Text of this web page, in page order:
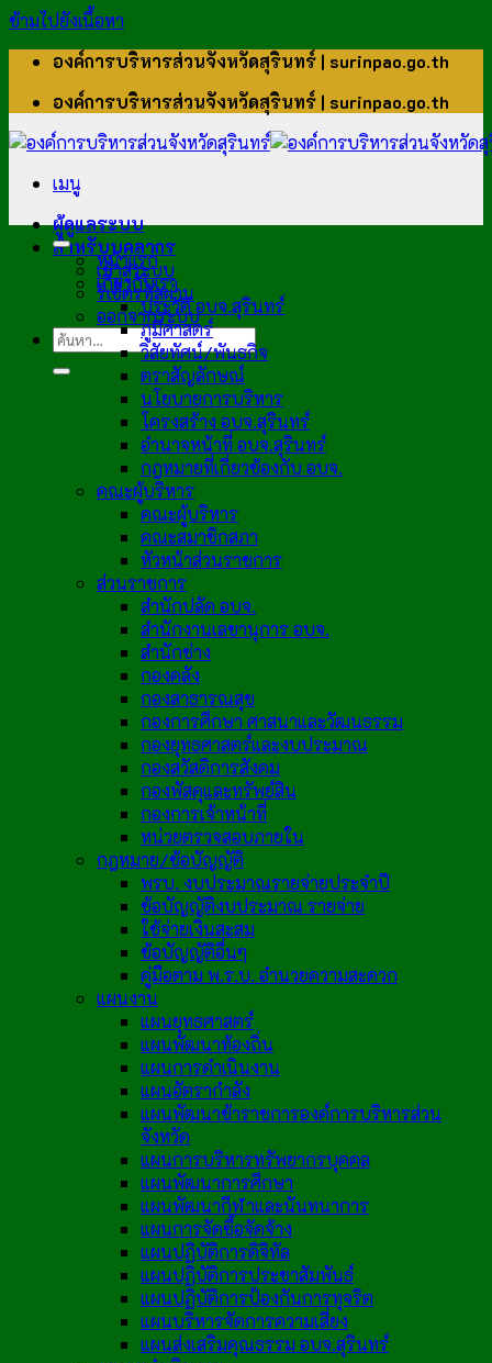
ข้ามไปยังเนื้อหา
องค์การบริหารส่วนจังหวัดสุรินทร์ | surinpao.go.th
องค์การบริหารส่วนจังหวัดสุรินทร์ | surinpao.go.th
เมนู
ผู้ดูแลระบบ
สำหรับบุคลากร
เข้าสู่ระบบ
รีเซ็ตรหัสผ่าน
ออกจากระบบ
หน้าแรก
เกี่ยวกับเรา
ประวัติ อบจ.สุรินทร์
ภูมิศาสตร์
วิสัยทัศน์/พันธกิจ
ตราสัญลักษณ์
นโยบายการบริหาร
โครงสร้าง อบจ.สุรินทร์
อำนาจหน้าที่ อบจ.สุรินทร์
กฎหมายที่เกี่ยวข้องกับ อบจ.
คณะผู้บริหาร
คณะผู้บริหาร
คณะสมาชิกสภา
หัวหน้าส่วนราชการ
ส่วนราชการ
สำนักปลัด อบจ.
สำนักงานเลขานุการ อบจ.
สำนักช่าง
กองคลัง
กองสาธารณสุข
กองการศึกษา ศาสนาและวัฒนธรรม
กองยุทธศาสตร์และงบประมาณ
กองสวัสดิการสังคม
กองพัสดุและทรัพย์สิน
กองการเจ้าหน้าที่
หน่วยตรวจสอบภายใน
กฎหมาย/ข้อบัญญัติ
พรบ. งบประมาณรายจ่ายประจำปี
ข้อบัญญัติงบประมาณ รายจ่าย
ใช้จ่ายเงินสะสม
ข้อบัญญัติอื่นๆ
คู่มือตาม พ.ร.บ. อำนวยความสะดวก
แผนงาน
แผนยุทธศาสตร์
แผนพัฒนาท้องถิ่น
แผนการดำเนินงาน
แผนอัตรากำลัง
แผนพัฒนาข้าราชการองค์การบริหารส่วน
จังหวัด
แผนการบริหารทรัพยากรบุคคล
แผนพัฒนาการศึกษา
แผนพัฒนากีฬาและนันทนาการ
แผนการจัดซื้อจัดจ้าง
แผนปฏิบัติการดิจิทัล
แผนปฏิบัติการประชาสัมพันธ์
แผนปฏิบัติการป้องกันการทุจริต
แผนบริหารจัดการความเสี่ยง
แผนส่งเสริมคุณธรรม อบจ.สุรินทร์